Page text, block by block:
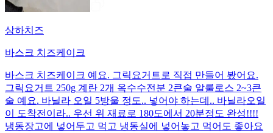
상하치즈
바스크 치즈케이크
바스크 치즈케이크 예요. 그릭요거트로 직접 만들어 봤어요.
그릭요거트 250g 계란 2개 옥수수전분 2큰술 알룰로스 2~3큰
술 예요. 바닐라 오일 5방울 정도.. 넣어야 하는데.. 바닐라오일
이 도착전이라.. 우선 위 재료로 180도에서 20분정도 완성!!!!
냉동장고에 넣어두고 먹고 냉동실에 넣어놓고 먹어도 좋아요